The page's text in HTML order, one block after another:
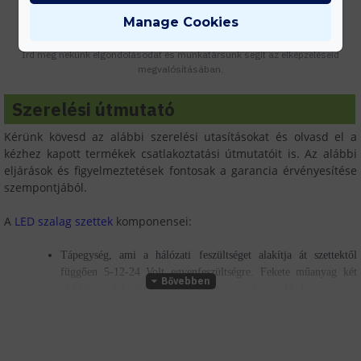
Írd meg nekünk elgondolásodat és munkatársunk segít az elképzeléseid
megvalósításában.
Szerelési útmutató
Kérünk kövesd az alábbi szerelési utasításokat és olvasd el a
kézhez kapott termékek csatlakoztatási útmutatóit is. Az alábbi
eljárások és figyelmeztetések fontosak a garancia érvényesítése
szempontjából.
A LED szalag szettek komponensei:
Tápegység, ami a hálózati feszültséget alakítja át szettektől
függően 5-12-24 Volt egyenfeszültségre. Fekete műanyag két
oldalán csatlakozóval vagy fém egység sorkapcsokkal,
Manage Cookies